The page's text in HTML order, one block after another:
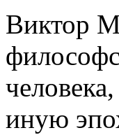
Виктор
иную